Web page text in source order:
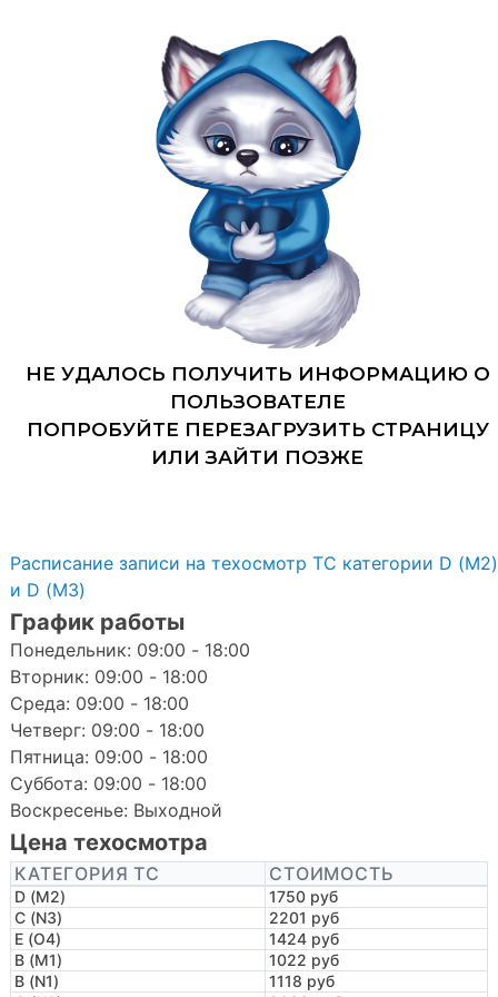
Расписание записи на техосмотр ТС категории D (M2)
и D (M3)
График работы
Понедельник: 09:00 - 18:00
Вторник: 09:00 - 18:00
Среда: 09:00 - 18:00
Четверг: 09:00 - 18:00
Пятница: 09:00 - 18:00
Суббота: 09:00 - 18:00
Воскресенье: Выходной
Цена техосмотра
КАТЕГОРИЯ ТС СТОИМОСТЬ
D (M2)
1750 руб
C (N3)
2201 руб
E (O4)
1424 руб
B (M1)
1022 руб
B (N1)
1118 руб